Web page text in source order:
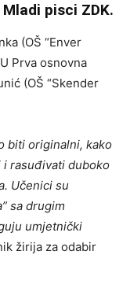
pisci ZDK.
(OŠ “Enver
Prva osnovna
(OŠ “Skender
biti originalni, kako
rasuđivati duboko
Učenici su
sa drugim
umjetnički
žirija za odabir